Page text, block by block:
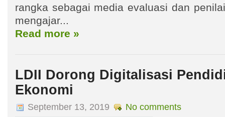
rangka sebagai media evaluasi dan
mengajar...
Read more »
LDII Dorong Digitalisasi
Ekonomi
September 13, 2019 No comments